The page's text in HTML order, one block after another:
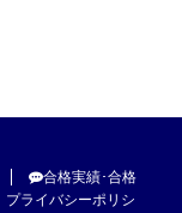
合格実績･合格
プライバシーポリシ